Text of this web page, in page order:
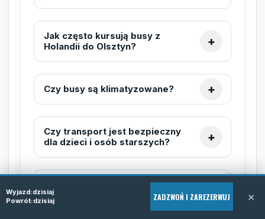
Jak często kursują busy z
Holandii do Olsztyn?
Czy busy są klimatyzowane?
Czy transport jest bezpieczny
dla dzieci i osób starszych?
Czy można zmienić rezerwację
po dokonaniu jej?
Wyjazd:dzisiaj
Powrót:dzisiaj ZADZWOŃ I ZAREZERWUJ ×